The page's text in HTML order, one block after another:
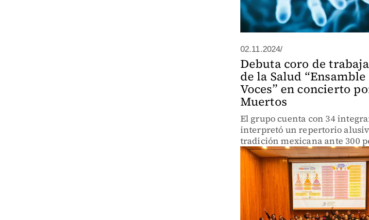
02.11.2024/
Debuta coro de
de la Salud “Ensamble
Voces” en concierto
Muertos
El grupo cuenta con 34
interpretó un repertorio
tradición mexicana ante 300